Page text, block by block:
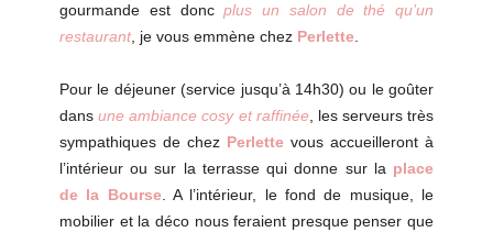
gourmande est doncplus un salon de thé qu’un
restaurant, je vous emmène chez Perlette
Pour le déjeuner (service jusqu’à 14h30) ou le goûter
dansune ambiance cosy et raffinée , les serveurs très
sympathiques de chez Perlette vous accueilleront à
l’intérieur ou sur la terrasse qui donne sur la place
de la Bourse. A l’intérieur, le fond de musique, le
mobilier et la déco nous feraient presque penser que